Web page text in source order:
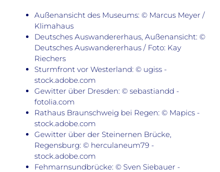
Außenansicht des Museums: © Marcus Meyer /
Klimahaus
Deutsches Auswandererhaus, Außenansicht: ©
Deutsches Auswandererhaus / Foto: Kay
Riechers
Sturmfront vor Westerland: © ugiss -
stock.adobe.com
Gewitter über Dresden: © sebastiandd -
fotolia.com
Rathaus Braunschweig bei Regen: © Mapics -
stock.adobe.com
Gewitter über der Steinernen Brücke,
Regensburg: © herculaneum79 -
stock.adobe.com
Fehmarnsundbrücke: © Sven Siebauer -